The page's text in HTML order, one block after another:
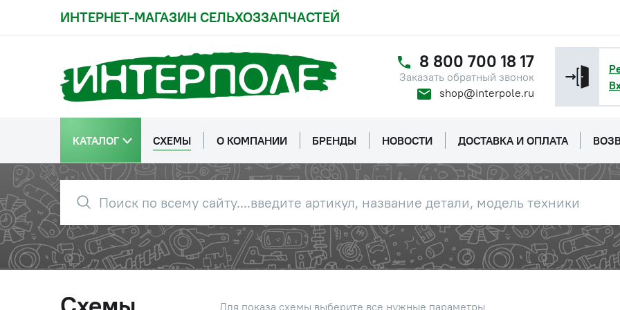
ИНТЕРНЕТ-МАГАЗИН СЕЛЬХОЗЗАПЧАСТЕЙ
8 800 700 18 17
Заказать обратный звонок
shop@interpole.ru
КАТАЛОГ СХЕМЫ О КОМПАНИИ БРЕНДЫ НОВОСТИ ДОСТАВКА И ОПЛАТА
Для показа схемы выберите все нужные параметры
Обратитесь к
консультанту
3 151К.48.037 Трубка индикатора
Наличие
4 170.48.082-2
Обратитесь к
Обратитесь к
консультанту